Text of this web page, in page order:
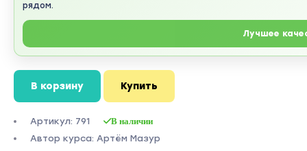
рядом.
Лучшее
В корзину Купить
Артикул: 791 В наличии
Автор курса: Артём Мазур